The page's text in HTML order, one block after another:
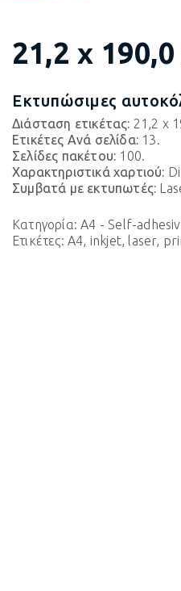
21,2 x
Εκτυπώσιμες
Διάσταση ετικέτας: 21,2 x
Ετικέτες Ανά σελίδα: 13.
Σελίδες πακέτου: 100.
Χαρακτηριστικά χαρτιού:
Συμβατά με εκτυπωτές:
Κατηγορία:A4 - Self-
Ετικέτες: A4, inkjet, laser,